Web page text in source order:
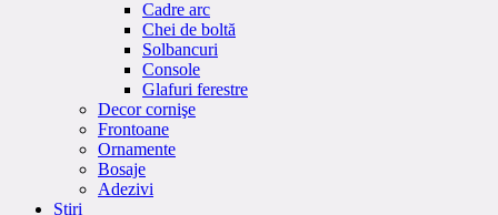
Cadre arc
Chei de boltă
Solbancuri
Console
Glafuri ferestre
Decor cornişe
Frontoane
Ornamente
Bosaje
Adezivi
Stiri